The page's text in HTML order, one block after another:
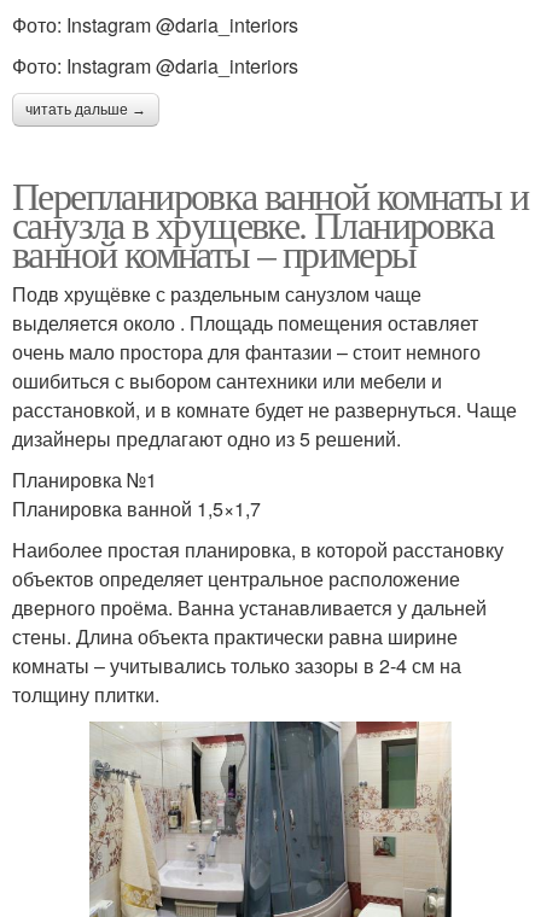
Фото: Instagram @daria_interiors
Фото: Instagram @daria_interiors
читать дальше →
Перепланировка ванной комнаты и
санузла в хрущевке. Планировка
ванной комнаты – примеры
Подв хрущёвке с раздельным санузлом чаще
выделяется около . Площадь помещения оставляет
очень мало простора для фантазии – стоит немного
ошибиться с выбором сантехники или мебели и
расстановкой, и в комнате будет не развернуться. Чаще
дизайнеры предлагают одно из 5 решений.
Планировка №1
Планировка ванной 1,5×1,7
Наиболее простая планировка, в которой расстановку
объектов определяет центральное расположение
дверного проёма. Ванна устанавливается у дальней
стены. Длина объекта практически равна ширине
комнаты – учитывались только зазоры в 2-4 см на
толщину плитки.